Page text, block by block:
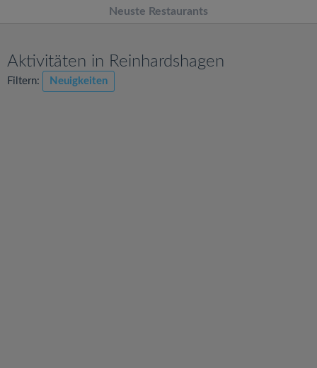
Neuste Restaurants
Aktivitäten in Reinhardshagen
Filtern: Neuigkeiten